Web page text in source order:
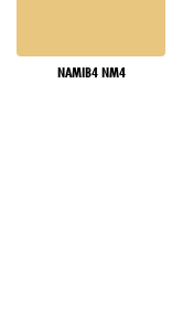
NAMIB4 NM4